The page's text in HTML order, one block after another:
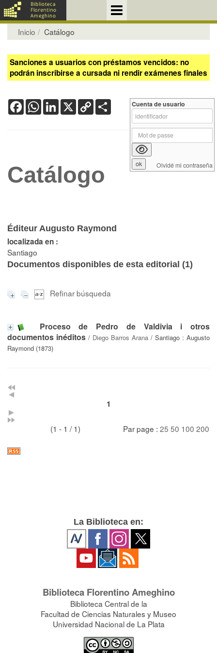
Inicio Catálogo
Sanciones a usuarios con préstamos vencidos: no
podrán inscribirse a cursada ni rendir exámenes finales
FacebookWhatsApp
LinkedIn
X Copy
Link
Catálogo
Éditeur Augusto Raymond
localizada en :
Santiago
Documentos disponibles de esta editorial (1)
Refinar búsqueda
Proceso de Pedro de Valdivia i otros
documentos inéditos / Diego Barros Arana / Santiago : Augusto
Raymond (1873)
1
(1 - 1 / 1) Par page : 25 50 100 200
Cuenta de usuario
Olvidé mi contraseña
La Biblioteca en:
Biblioteca Florentino Ameghino
Biblioteca Central de la
Facultad de Ciencias Naturales y Museo
Universidad Nacional de La Plata